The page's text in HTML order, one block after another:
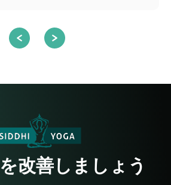
を改善しましょう